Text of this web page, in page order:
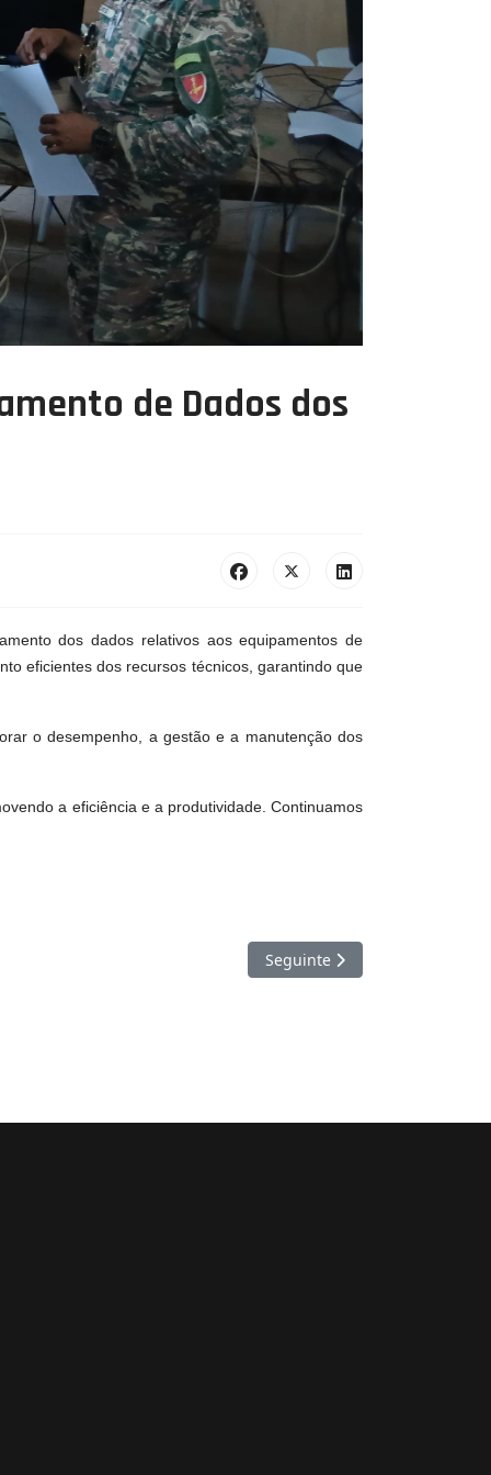
de Dados dos
dos dados relativos aos equipamentos de
eficientes dos recursos técnicos, garantindo que
o desempenho, a gestão e a manutenção dos
a eficiência e a produtividade. Continuamos
Artigo seguinte: D6 Realiza
Seguinte